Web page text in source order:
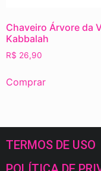
Chaveiro Árvore da
Kabbalah
R$ 26,90
Comprar
TERMOS DE USO